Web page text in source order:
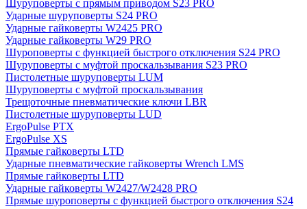
Шуруповерты с прямым приводом S23 PRO
Ударные шуруповерты S24 PRO
Ударные гайковерты W2425 PRO
Ударные гайковерты W29 PRO
Шуроповерты с функцией быстрого отключения S24 PRO
Шуруповерты с муфтой проскальзывания S23 PRO
Пистолетные шуруповерты LUM
Шуруповерты с муфтой проскальзывания
Трещоточные пневматические ключи LBR
Пистолетные шуруповерты LUD
ErgoPulse PTX
ErgoPulse XS
Прямые гайковерты LTD
Ударные пневматические гайковерты Wrench LMS
Прямые гайковерты LTD
Ударные гайковерты W2427/W2428 PRO
Прямые шуроповерты с функцией быстрого отключения S24